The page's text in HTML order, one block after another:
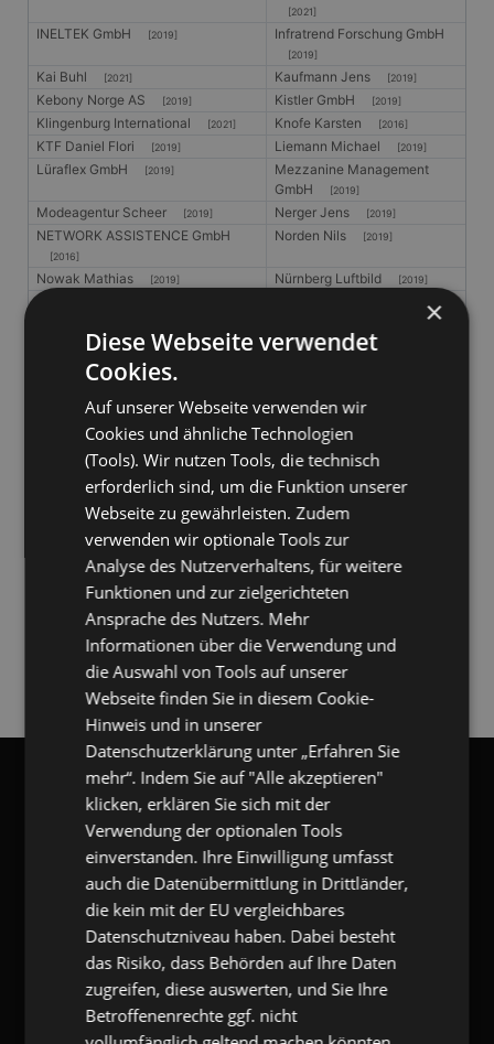
[2021]
INELTEK GmbH [2019] Infratrend Forschung GmbH
[2019]
Kai Buhl [2021] Kaufmann Jens [2019]
Kebony Norge AS [2019] Kistler GmbH [2019]
Klingenburg International [2021] Knofe Karsten [2016]
KTF Daniel Flori [2019] Liemann Michael [2019]
Lüraflex GmbH [2019]
Mezzanine Management
GmbH
[2019]
Modeagentur Scheer [2019] Nerger Jens [2019]
NETWORK ASSISTENCE GmbH
[2016]
Norden Nils [2019]
Nowak Mathias [2019] Nürnberg Luftbild [2019]
oddesse Pumpen- und
[2021] Photovoltaik Jan Oldenkott
GmbH[2019]
Rockenhäuser Klaus[2019] Rollfenster GmbH
Rotes Kreuz Innsbruck [2016] S+M GmbH [2019]
Saltega GmbH & Co KG [2019] SF Gears GmbH
GmbH[2019]
Systementwicklung IT GmbH Tradin BV[2019]
TrailerAgency[2019] U. BRUNNER GmbH
[2019] VVDS GmbH
Weißer Niederquell
Unternehmensberatung[2019]
Wolfgang Denzin GmbH[2016] WTN GmbH & Co KG
- DACH Marktführer
- Adresse & Kontakt
eKomi Deutschland GmbH
10969 Berlin
+49 (0) 7173 9290-53
+49 (0) 7173 9290-55
info@gangl.de
×
Diese Webseite verwendet
Cookies.
Auf unserer Webseite verwenden wir
Cookies und ähnliche Technologien
(Tools). Wir nutzen Tools, die technisch
erforderlich sind, um die Funktion unserer
Webseite zu gewährleisten. Zudem
verwenden wir optionale Tools zur
Analyse des Nutzerverhaltens, für weitere
Funktionen und zur zielgerichteten
Ansprache des Nutzers. Mehr
Informationen über die Verwendung und
die Auswahl von Tools auf unserer
Webseite finden Sie in diesem Cookie-
Hinweis und in unserer
Datenschutzerklärung unter „Erfahren Sie
mehr“. Indem Sie auf "Alle akzeptieren"
klicken, erklären Sie sich mit der
Verwendung der optionalen Tools
einverstanden. Ihre Einwilligung umfasst
auch die Datenübermittlung in Drittländer,
die kein mit der EU vergleichbares
Datenschutzniveau haben. Dabei besteht
das Risiko, dass Behörden auf Ihre Daten
zugreifen, diese auswerten, und Sie Ihre
Betroffenenrechte ggf. nicht